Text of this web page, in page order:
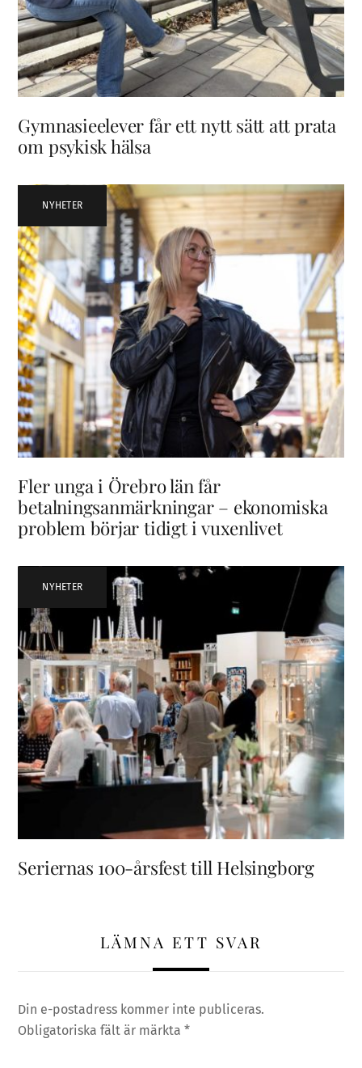
Gymnasieelever får ett nytt sätt att prata
om psykisk hälsa
NYHETER
Fler unga i Örebro län får
betalningsanmärkningar – ekonomiska
problem börjar tidigt i vuxenlivet
NYHETER
Seriernas 100-årsfest till Helsingborg
LÄMNA ETT SVAR
Din e-postadress kommer inte publiceras.
Obligatoriska fält är märkta*